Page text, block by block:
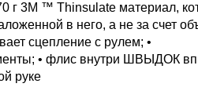
г 3М ™ Thinsulate материал,
в него, а не за счет
сцепление с рулем; •
• флис внутри ШВЫДОК
руке